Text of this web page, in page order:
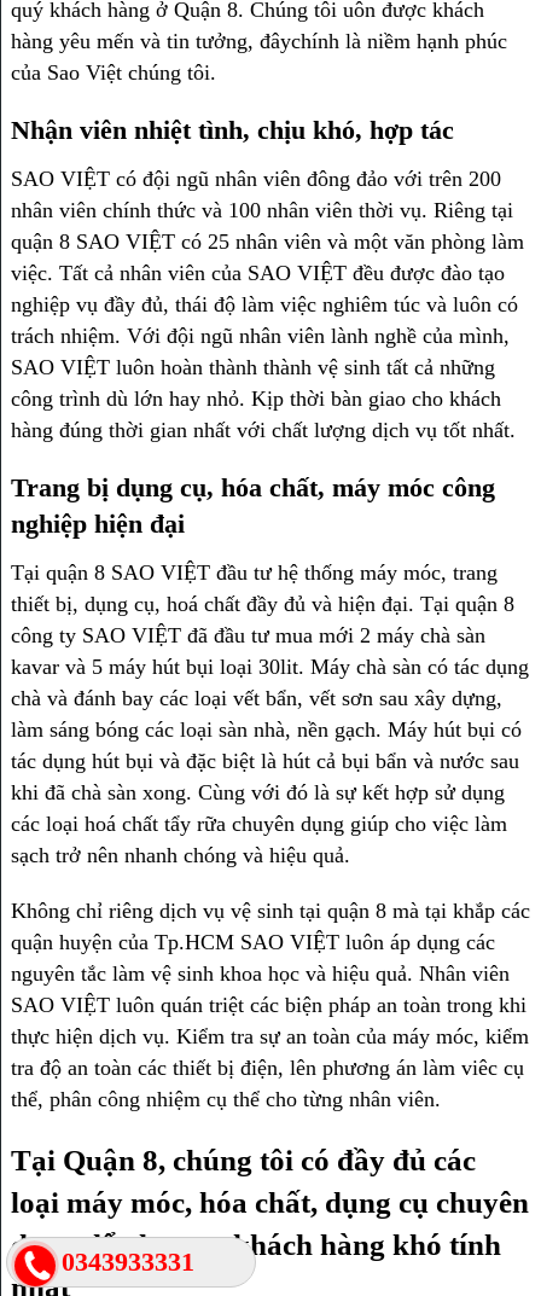
0343933331
quý khách hàng ở Quận 8. Chúng tôi uôn được khách
hàng yêu mến và tin tưởng, đâychính là niềm hạnh phúc
của Sao Việt chúng tôi.
Nhận viên nhiệt tình, chịu khó, hợp tác
SAO VIỆT có đội ngũ nhân viên đông đảo với trên 200
nhân viên chính thức và 100 nhân viên thời vụ. Riêng tại
quận 8 SAO VIỆT có 25 nhân viên và một văn phòng làm
việc. Tất cả nhân viên của SAO VIỆT đều được đào tạo
nghiệp vụ đầy đủ, thái độ làm việc nghiêm túc và luôn có
trách nhiệm. Với đội ngũ nhân viên lành nghề của mình,
SAO VIỆT luôn hoàn thành thành vệ sinh tất cả những
công trình dù lớn hay nhỏ. Kịp thời bàn giao cho khách
hàng đúng thời gian nhất với chất lượng dịch vụ tốt nhất.
Trang bị dụng cụ, hóa chất, máy móc công
nghiệp hiện đại
Tại quận 8 SAO VIỆT đầu tư hệ thống máy móc, trang
thiết bị, dụng cụ, hoá chất đầy đủ và hiện đại. Tại quận 8
công ty SAO VIỆT đã đầu tư mua mới 2 máy chà sàn
kavar và 5 máy hút bụi loại 30lit. Máy chà sàn có tác dụng
chà và đánh bay các loại vết bẩn, vết sơn sau xây dựng,
làm sáng bóng các loại sàn nhà, nền gạch. Máy hút bụi có
tác dụng hút bụi và đặc biệt là hút cả bụi bẩn và nước sau
khi đã chà sàn xong. Cùng với đó là sự kết hợp sử dụng
các loại hoá chất tẩy rữa chuyên dụng giúp cho việc làm
sạch trở nên nhanh chóng và hiệu quả.
Không chỉ riêng dịch vụ vệ sinh tại quận 8 mà tại khắp các
quận huyện của Tp.HCM SAO VIỆT luôn áp dụng các
nguyên tắc làm vệ sinh khoa học và hiệu quả. Nhân viên
SAO VIỆT luôn quán triệt các biện pháp an toàn trong khi
thực hiện dịch vụ. Kiểm tra sự an toàn của máy móc, kiểm
tra độ an toàn các thiết bị điện, lên phương án làm viêc cụ
thể, phân công nhiệm cụ thể cho từng nhân viên.
Tại Quận 8, chúng tôi có đầy đủ các
loại máy móc, hóa chất, dụng cụ chuyên
dụng để phục vụ khách hàng khó tính
nhất